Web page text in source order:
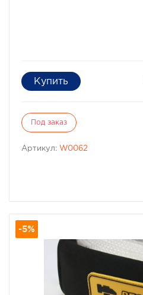
Под заказ
Артикул: W0062
-5%